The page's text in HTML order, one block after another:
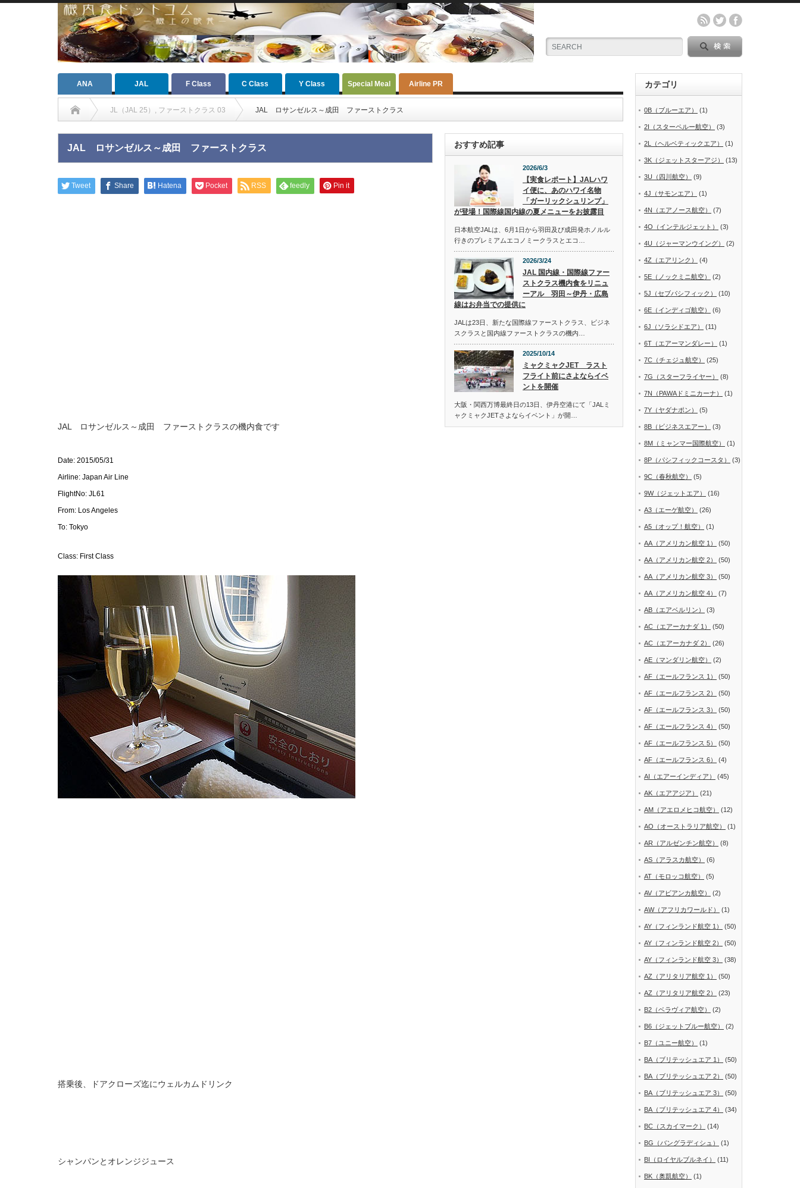
ANA JAL F Class C Class Y Class Special Meal Airline PR
JL（JAL 25） , ファーストクラス 03 JAL ロサンゼルス～成田 ファーストクラス
JAL ロサンゼルス～成田 ファーストクラス
Tweet Share Hatena Pocket RSS feedly Pin it
JAL ロサンゼルス～成田 ファーストクラスの機内食です
Date: 2015/05/31
Airline: Japan Air Line
FlightNo: JL61
From: Los Angeles
To: Tokyo
Class: First Class
搭乗後、ドアクローズ迄にウェルカムドリンク
シャンパンとオレンジジュース
おすすめ記事
2026/6/3
【実食レポート】JALハワ
イ便に、あのハワイ名物
「ガーリックシュリンプ」
が登場！国際線国内線の夏メニューをお披露目
日本航空JALは、6月1日から羽田及び成田発ホノルル
行きのプレミアムエコノミークラスとエコ…
2026/3/24
JAL 国内線・国際線ファー
ストクラス機内食をリニュ
ーアル 羽田～伊丹・広島
線はお弁当での提供に
JALは23日、新たな国際線ファーストクラス、ビジネ
スクラスと国内線ファーストクラスの機内…
2025/10/14
ミャクミャクJET ラスト
フライト前にさよならイベ
ントを開催
大阪・関西万博最終日の13日、伊丹空港にて「JALミ
ャクミャクJETさよならイベント」が開…
カテゴリ
0B（ブルーエア） (1)
2I（スターペルー航空） (3)
2L（ヘルベティックエア） (1)
3K（ジェットスターアジ） (13)
3U（四川航空） (9)
4J（サモンエア） (1)
4N（エアノース航空） (7)
4O（インテルジェット） (3)
4U（ジャーマンウイング） (2)
4Z（エアリンク） (4)
5E（ノックミニ航空） (2)
5J（セブパシフィック） (10)
6E（インディゴ航空） (6)
6J（ソラシドエア） (11)
6T（エアーマンダレー） (1)
7C（チェジュ航空） (25)
7G（スターフライヤー） (8)
7N（PAWAドミニカーナ） (1)
7Y（ヤダナポン） (5)
8B（ビジネスエアー） (3)
8M（ミャンマー国際航空） (1)
8P（パシフィックコースタ） (3)
9C（春秋航空） (5)
9W（ジェットエア） (16)
A3（エーゲ航空） (26)
A5（オップ！航空） (1)
AA（アメリカン航空 1） (50)
AA（アメリカン航空 2） (50)
AA（アメリカン航空 3） (50)
AA（アメリカン航空 4） (7)
AB（エアベルリン） (3)
AC（エアーカナダ 1） (50)
AC（エアーカナダ 2） (26)
AE（マンダリン航空） (2)
AF（エールフランス 1） (50)
AF（エールフランス 2） (50)
AF（エールフランス 3） (50)
AF（エールフランス 4） (50)
AF（エールフランス 5） (50)
AF（エールフランス 6） (4)
AI（エアーインディア） (45)
AK（エアアジア） (21)
AM（アエロメヒコ航空） (12)
AO（オーストラリア航空） (1)
AR（アルゼンチン航空） (8)
AS（アラスカ航空） (6)
AT（モロッコ航空） (5)
AV（アビアンカ航空） (2)
AW（アフリカワールド） (1)
AY（フィンランド航空 1） (50)
AY（フィンランド航空 2） (50)
AY（フィンランド航空 3） (38)
AZ（アリタリア航空 1） (50)
AZ（アリタリア航空 2） (23)
B2（ベラヴィア航空） (2)
B6（ジェットブルー航空） (2)
B7（ユニー航空） (1)
BA（ブリテッシュエア 1） (50)
BA（ブリテッシュエア 2） (50)
BA（ブリテッシュエア 3） (50)
BA（ブリテッシュエア 4） (34)
BC（スカイマーク） (14)
BG（バングラディシュ） (1)
BI（ロイヤルブルネイ） (11)
BK（奥凱航空） (1)